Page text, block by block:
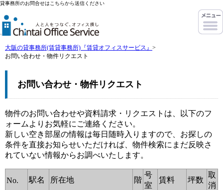
貸事務所のお問合せはこちらから送信ください
大阪の貸事務所(賃貸事務所)『賃貸オフィスサービス』 >
お問い合わせ・物件リクエスト
お問い合わせ・物件リクエスト
物件のお問い合わせや資料請求・リクエストは、以下のフ
ォームよりお気軽にご連絡ください。
新しい空き部屋の情報は毎日随時入りますので、お探しの
条件を直接お知らせいただければ、物件検索にまだ反映さ
れていない情報からお調べいたします。
No. 駅名 所在地 階
号
室
賃料 坪数
取
消